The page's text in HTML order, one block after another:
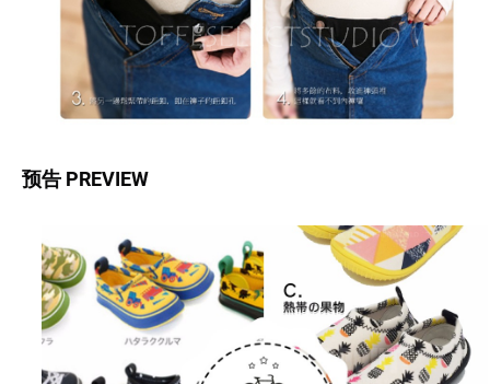
预告 PREVIEW